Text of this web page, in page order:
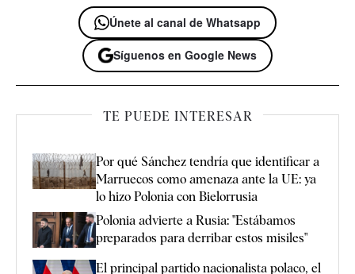
Únete al canal de Whatsapp
Síguenos en Google News
TE PUEDE INTERESAR
Por qué Sánchez tendría que identificar a
Marruecos como amenaza ante la UE: ya
lo hizo Polonia con Bielorrusia
Polonia advierte a Rusia: "Estábamos
preparados para derribar estos misiles"
El principal partido nacionalista polaco, el